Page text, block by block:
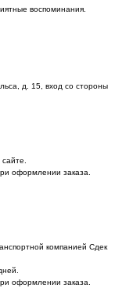
воспоминания.
д. 15, вход со стороны
сайте.
оформлении заказа.
компанией Сдек
оформлении заказа.